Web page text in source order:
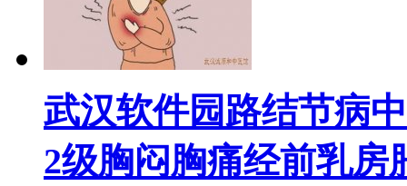
武汉软件园路结节病
2级胸闷胸痛经前乳房